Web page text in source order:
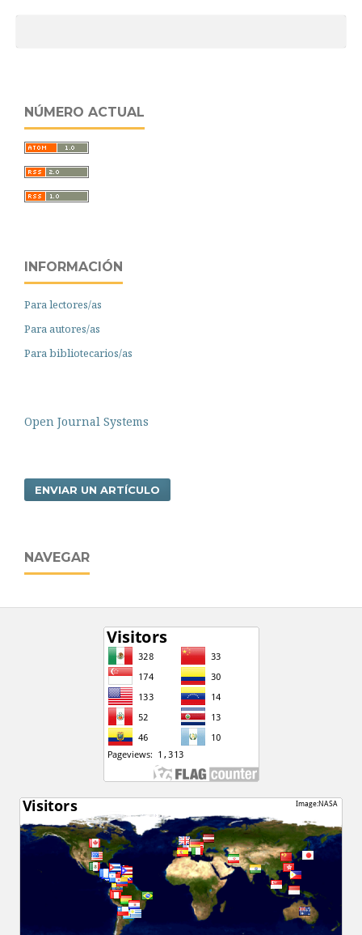
NÚMERO ACTUAL
INFORMACIÓN
Para lectores/as
Para autores/as
Para bibliotecarios/as
Open Journal Systems
ENVIAR UN ARTÍCULO
NAVEGAR